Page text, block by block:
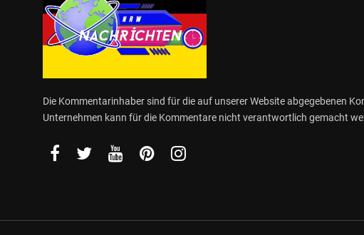
Die Kommentarinhaber sind für die auf unserer Website abgegebenen
Unternehmen kann für die Kommentare nicht verantwortlich gemacht